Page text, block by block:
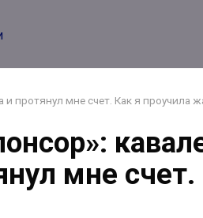
протянул мне счет. Как я проучила
мне счет.